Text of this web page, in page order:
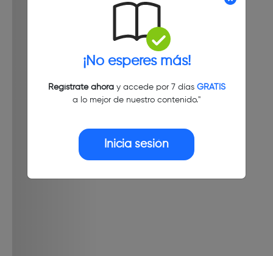
¡No esperes más!
Regístrate ahoray accede por 7 días GRATIS
a lo mejor de nuestro contenido."
Inicia sesión